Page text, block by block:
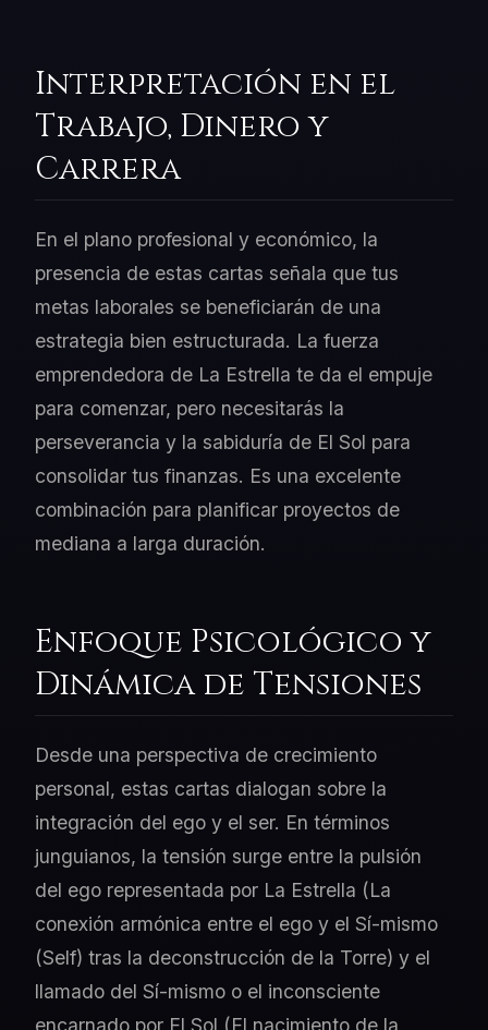
Interpretación en el
Trabajo, Dinero y
Carrera
En el plano profesional y económico, la
presencia de estas cartas señala que tus
metas laborales se beneficiarán de una
estrategia bien estructurada. La fuerza
emprendedora de La Estrella te da el empuje
para comenzar, pero necesitarás la
perseverancia y la sabiduría de El Sol para
consolidar tus finanzas. Es una excelente
combinación para planificar proyectos de
mediana a larga duración.
Enfoque Psicológico y
Dinámica de Tensiones
Desde una perspectiva de crecimiento
personal, estas cartas dialogan sobre la
integración del ego y el ser. En términos
junguianos, la tensión surge entre la pulsión
del ego representada por La Estrella (La
conexión armónica entre el ego y el Sí-mismo
(Self) tras la deconstrucción de la Torre) y el
llamado del Sí-mismo o el inconsciente